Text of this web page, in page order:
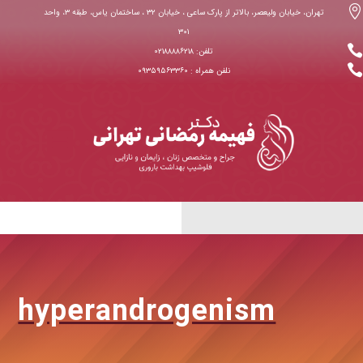

تهران، خیابان ولیعصر، بالاتر از پارک ساعی ، خیابان ۳۲ ، ساختمان یاس، طبقه ۳، واحد
۳۰۱
 تلفن: ۰۲۱۸۸۸۸۶۲۱۸
 نلفن همراه : ۰۹۳۵۹۵۶۳۳۶۰
hyperandrogenism